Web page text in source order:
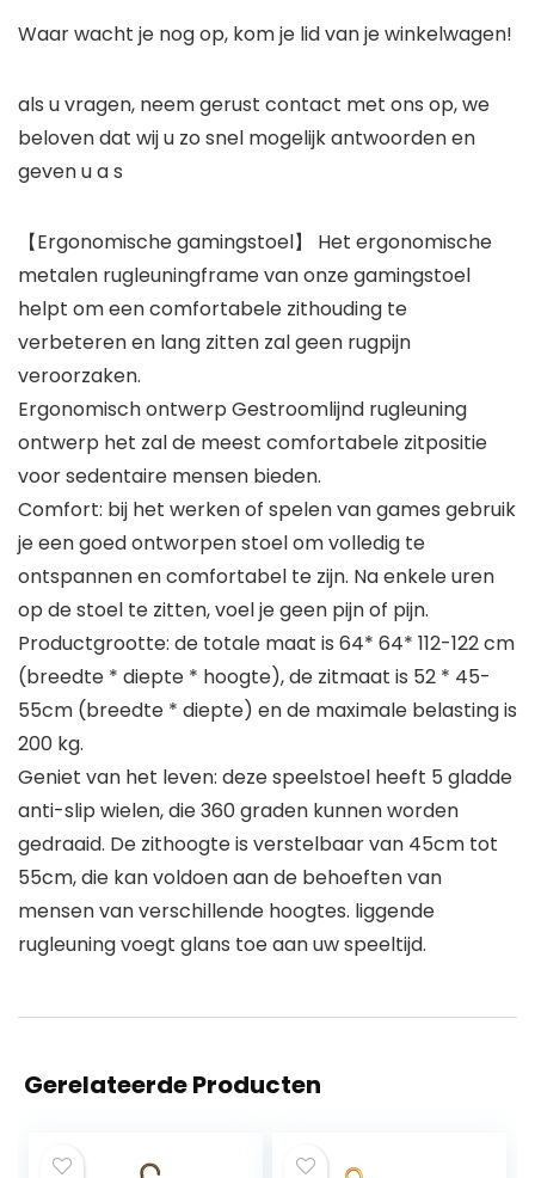
Waar wacht je nog op, kom je lid van je winkelwagen!
als u vragen, neem gerust contact met ons op, we
beloven dat wij u zo snel mogelijk antwoorden en
geven u a s
【Ergonomische gamingstoel】 Het ergonomische
metalen rugleuningframe van onze gamingstoel
helpt om een comfortabele zithouding te
verbeteren en lang zitten zal geen rugpijn
veroorzaken.
Ergonomisch ontwerp Gestroomlijnd rugleuning
ontwerp het zal de meest comfortabele zitpositie
voor sedentaire mensen bieden.
Comfort: bij het werken of spelen van games gebruik
je een goed ontworpen stoel om volledig te
ontspannen en comfortabel te zijn. Na enkele uren
op de stoel te zitten, voel je geen pijn of pijn.
Productgrootte: de totale maat is 64* 64* 112-122 cm
(breedte * diepte * hoogte), de zitmaat is 52 * 45-
55cm (breedte * diepte) en de maximale belasting is
200 kg.
Geniet van het leven: deze speelstoel heeft 5 gladde
anti-slip wielen, die 360 graden kunnen worden
gedraaid. De zithoogte is verstelbaar van 45cm tot
55cm, die kan voldoen aan de behoeften van
mensen van verschillende hoogtes. liggende
rugleuning voegt glans toe aan uw speeltijd.
Gerelateerde Producten